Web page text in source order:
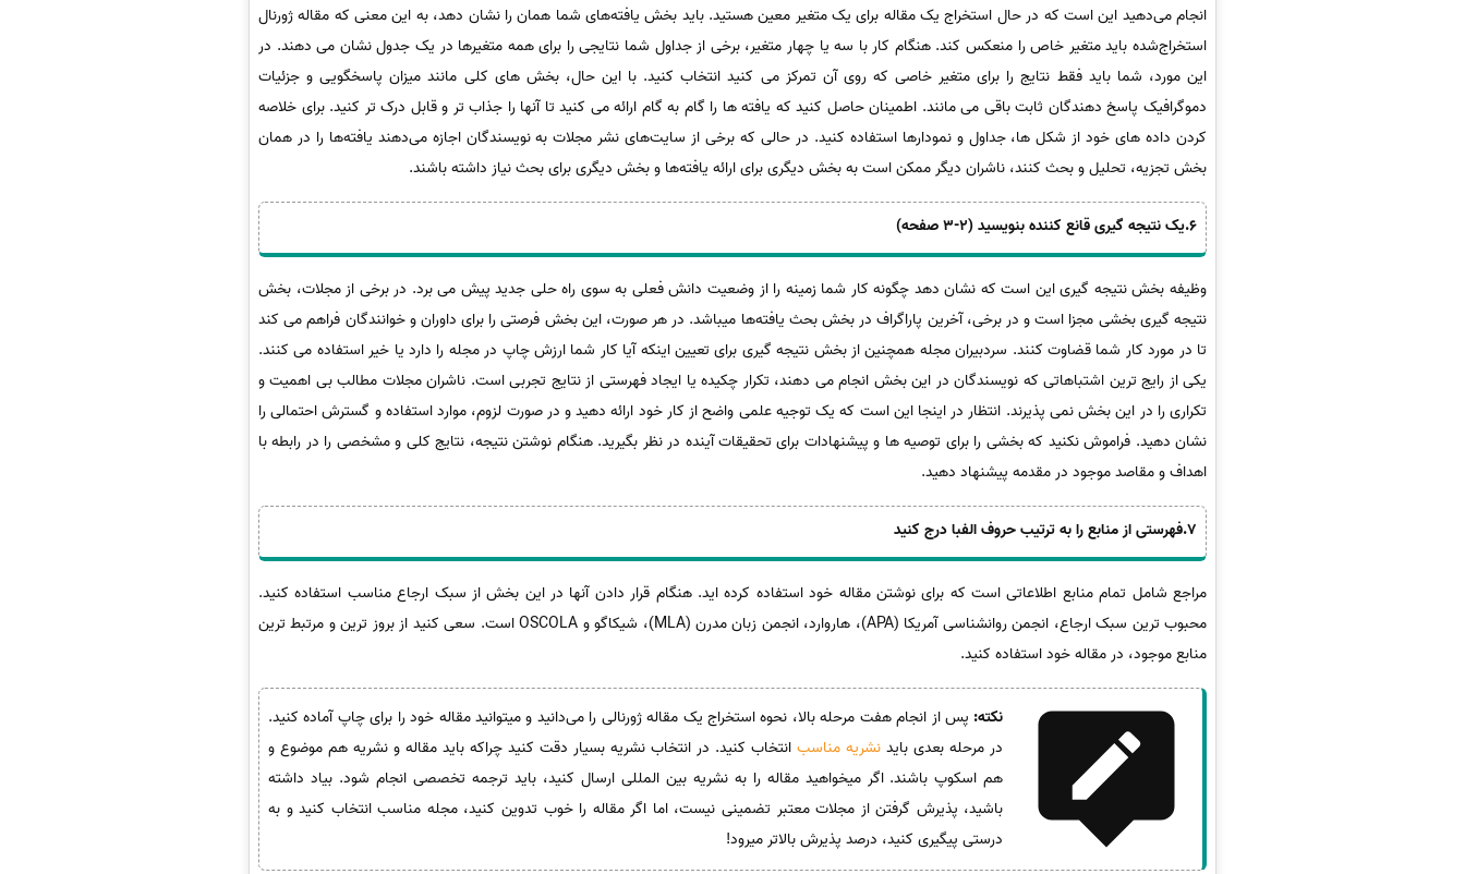
انجام می‌دهید این است که در حال استخراج یک مقاله برای یک متغیر معین هستید. باید بخش یافته‌های شما همان را نشان دهد، به این معنی که مقاله ژورنال
استخراج‌شده باید متغیر خاص را منعکس کند. هنگام کار با سه یا چهار متغیر، برخی از جداول شما نتایجی را برای همه متغیرها در یک جدول نشان می دهند. در
این مورد، شما باید فقط نتایج را برای متغیر خاصی که روی آن تمرکز می کنید انتخاب کنید. با این حال، بخش های کلی مانند میزان پاسخگویی و جزئیات
دموگرافیک پاسخ دهندگان ثابت باقی می مانند. اطمینان حاصل کنید که یافته ها را گام به گام ارائه می کنید تا آنها را جذاب تر و قابل درک تر کنید. برای خلاصه
کردن داده های خود از شکل ها، جداول و نمودارها استفاده کنید. در حالی که برخی از سایت‌های نشر مجلات به نویسندگان اجازه می‌دهند یافته‌ها را در همان
بخش تجزیه، تحلیل و بحث کنند، ناشران دیگر ممکن است به بخش دیگری برای ارائه یافته‌ها و بخش دیگری برای بحث نیاز داشته باشند.
6.یک نتیجه گیری قانع کننده بنویسید (2-3 صفحه)
وظیفه بخش نتیجه گیری این است که نشان دهد چگونه کار شما زمینه را از وضعیت دانش فعلی به سوی راه حلی جدید پیش می برد. در برخی از مجلات، بخش
نتیجه گیری بخشی مجزا است و در برخی، آخرین پاراگراف در بخش بحث یافته‌ها میباشد. در هر صورت، این بخش فرصتی را برای داوران و خوانندگان فراهم می کند
تا در مورد کار شما قضاوت کنند. سردبیران مجله همچنین از بخش نتیجه گیری برای تعیین اینکه آیا کار شما ارزش چاپ در مجله را دارد یا خیر استفاده می کنند.
یکی از رایج ترین اشتباهاتی که نویسندگان در این بخش انجام می دهند، تکرار چکیده یا ایجاد فهرستی از نتایج تجربی است. ناشران مجلات مطالب بی اهمیت و
تکراری را در این بخش نمی پذیرند. انتظار در اینجا این است که یک توجیه علمی واضح از کار خود ارائه دهید و در صورت لزوم، موارد استفاده و گسترش احتمالی را
نشان دهید. فراموش نکنید که بخشی را برای توصیه ها و پیشنهادات برای تحقیقات آینده در نظر بگیرید. هنگام نوشتن نتیجه، نتایج کلی و مشخصی را در رابطه با
اهداف و مقاصد موجود در مقدمه پیشنهاد دهید.
7.فهرستی از منابع را به ترتیب حروف الفبا درج کنید
مراجع شامل تمام منابع اطلاعاتی است که برای نوشتن مقاله خود استفاده کرده اید. هنگام قرار دادن آنها در این بخش از سبک ارجاع مناسب استفاده کنید.
محبوب ترین سبک ارجاع، انجمن روانشناسی آمریکا (APA)، هاروارد، انجمن زبان مدرن (MLA)، شیکاگو و OSCOLA است. سعی کنید از بروز ترین و مرتبط ترین
منابع موجود، در مقاله خود استفاده کنید.
نکته: پس از انجام هفت مرحله بالا، نحوه استخراج یک مقاله ژورنالی را می‌دانید و میتوانید مقاله خود را برای چاپ آماده کنید.
در مرحله بعدی باید نشریه مناسبانتخاب کنید. در انتخاب نشریه بسیار دقت کنید چراکه باید مقاله و نشریه هم موضوع و
هم اسکوپ باشند. اگر میخواهید مقاله را به نشریه بین المللی ارسال کنید، باید ترجمه تخصصی انجام شود. بیاد داشته
باشید، پذیرش گرفتن از مجلات معتبر تضمینی نیست، اما اگر مقاله را خوب تدوین کنید، مجله مناسب انتخاب کنید و به
درستی پیگیری کنید، درصد پذیرش بالاتر میرود!